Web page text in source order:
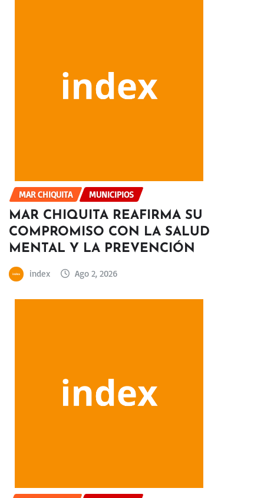
MAR CHIQUITA MUNICIPIOS
MAR CHIQUITA REAFIRMA SU
COMPROMISO CON LA SALUD
MENTAL Y LA PREVENCIÓN
index Ago 2, 2026